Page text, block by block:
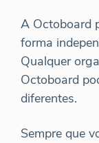
A Octoboard
forma
Qualquer
Octoboard
diferentes.
Sempre que